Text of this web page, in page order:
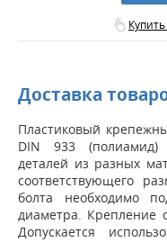
Доставка
Пластиковый
DIN 933 (полиамид)
деталей из разных
соответствующего
болта необходимо
диаметра. Крепление
Допускается